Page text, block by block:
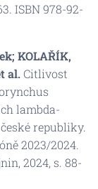
ISBN 978-92-
KOLAŘÍK,
al.Citlivost
lambda-
republiky.
2023/2024.
2024, s. 88-